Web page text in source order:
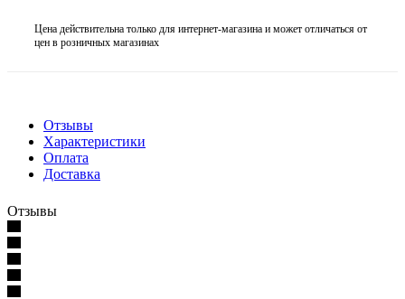
Цена действительна только для интернет-магазина и может отличаться от
цен в розничных магазинах
Отзывы
Характеристики
Оплата
Доставка
Отзывы